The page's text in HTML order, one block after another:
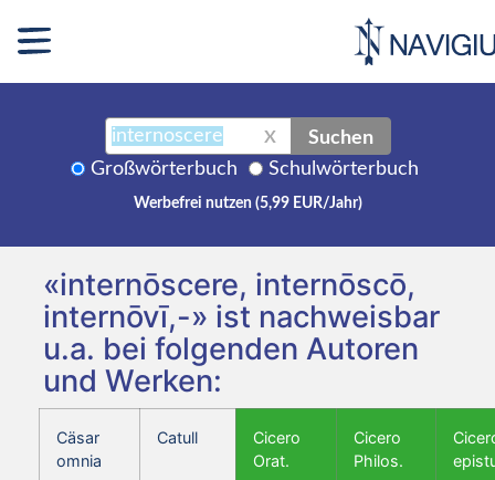
X Suchen
Großwörterbuch Schulwörterbuch
Werbefrei nutzen (5,99 EUR/Jahr)
«internōscere, internōscō,
internōvī,-» ist nachweisbar
u.a. bei folgenden Autoren
und Werken:
Cäsar
omnia
Catull
Cicero
Orat.
Cicero
Philos.